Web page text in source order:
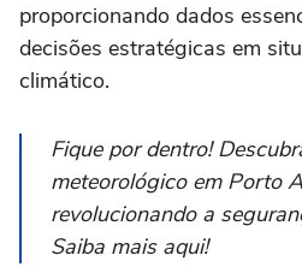
proporcionando dados
decisões estratégicas em
climático.
Fique por dentro!
meteorológico em Porto
revolucionando a
Saiba mais aqui!